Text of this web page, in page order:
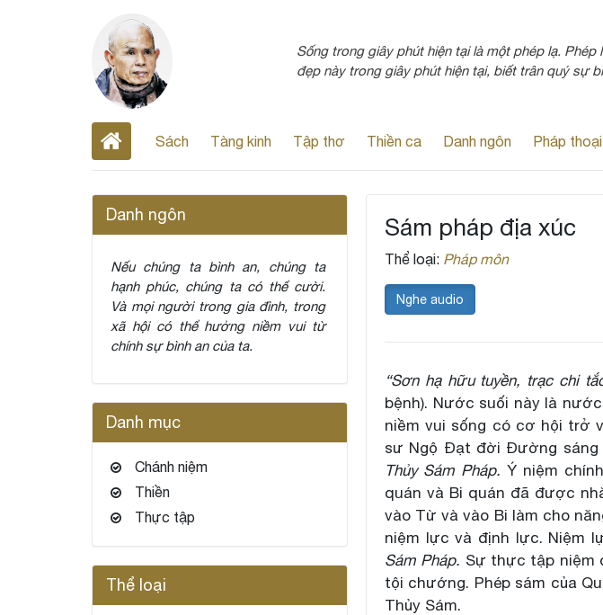
Sống trong giây phút hiện tại là một phép lạ.
đẹp này trong giây phút hiện tại, biết trân quý sự
Sách Tàng kinh Tập thơ Thiền ca Danh ngôn Pháp thoại
Sám pháp địa xúc
Thể loại: Pháp môn
Nghe audio
“Sơn hạ hữu tuyền, trạc chi
bệnh). Nước suối này là
niềm vui sống có cơ hội trở
sư Ngộ Đạt đời Đường
Thủy Sám Pháp. Ý niệm
quán và Bi quán đã được
vào Từ và vào Bi làm cho
niệm lực và định lực. Niệm
Sám Pháp. Sự thực tập niệm
tội chướng. Phép sám của
Thủy Sám.
Danh ngôn
Nếu chúng ta bình an, chúng ta
hạnh phúc, chúng ta có thể cười.
Và mọi người trong gia đình, trong
xã hội có thể hưởng niềm vui từ
chính sự bình an của ta.
Danh mục
Chánh niệm
Thiền
Thực tập
Thể loại